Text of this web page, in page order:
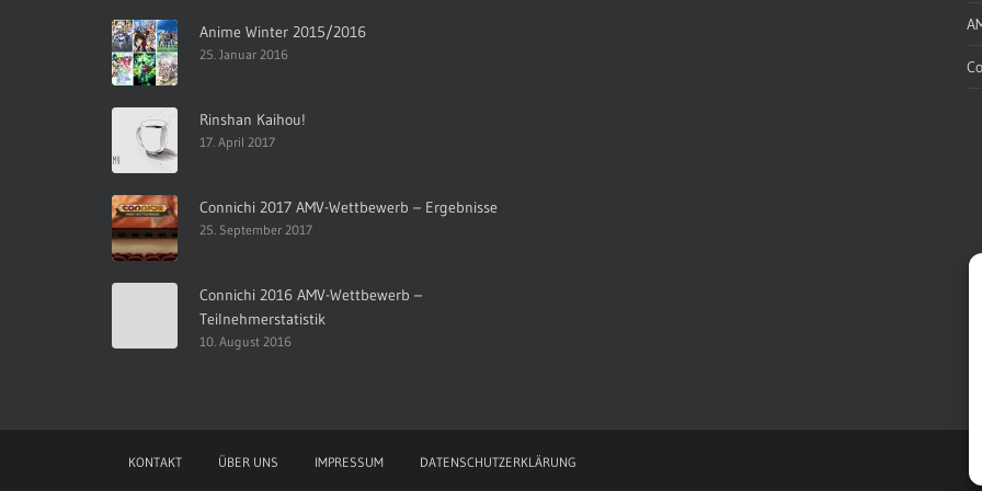
Anime Winter 2015/2016
25. Januar 2016
Rinshan Kaihou!
17. April 2017
Connichi 2017 AMV-Wettbewerb – Ergebnisse
25. September 2017
Connichi 2016 AMV-Wettbewerb –
Teilnehmerstatistik
10. August 2016
KONTAKT ÜBER UNS IMPRESSUM DATENSCHUTZERKLÄRUNG